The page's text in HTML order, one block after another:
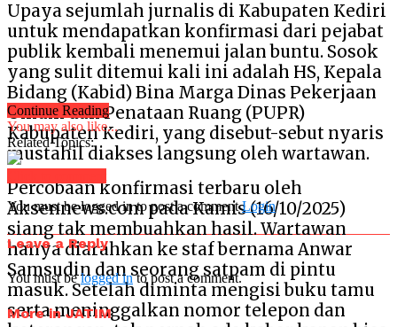
Upaya sejumlah jurnalis di Kabupaten Kediri
untuk mendapatkan konfirmasi dari pejabat
publik kembali menemui jalan buntu. Sosok
yang sulit ditemui kali ini adalah HS, Kepala
Bidang (Kabid) Bina Marga Dinas Pekerjaan
Umum dan Penataan Ruang (PUPR)
Kabupaten Kediri, yang disebut-sebut nyaris
mustahil diakses langsung oleh wartawan.
Percobaan konfirmasi terbaru oleh
Aksennews.com pada Kamis (16/10/2025)
siang tak membuahkan hasil. Wartawan
hanya diarahkan ke staf bernama Anwar
Samsudin dan seorang satpam di pintu
masuk. Setelah diminta mengisi buku tamu
serta meninggalkan nomor telepon dan
Continue Reading
You may also like...
Related Topics:
You must be logged in to post a commentLogin
Leave a Reply
You must belogged into post a comment.
More in JATIM